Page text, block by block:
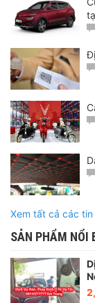
Quý khách có
Ép biển Ô Tô
Phục hồi
Ép biển xe
Phục hồi
Loại ép
Xem tất cả các tin
SẢN PHẨM NỔI